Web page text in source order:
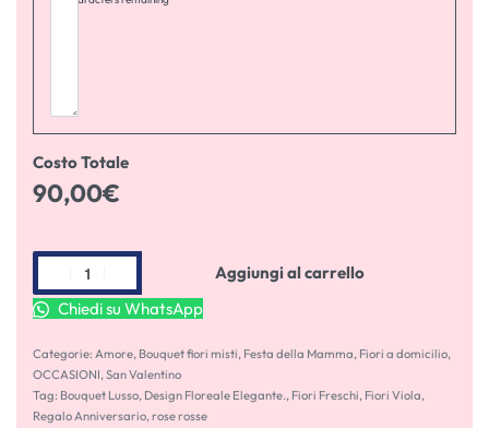
Costo Totale
90,00€
Aggiungi al carrello
Chiedi su WhatsApp
Categorie: Amore, Bouquet fiori misti, Festa della Mamma, Fiori a domicilio,
OCCASIONI,San Valentino
Tag: Bouquet Lusso, Design Floreale Elegante., Fiori Freschi, Fiori Viola,
Regalo Anniversario,rose rosse